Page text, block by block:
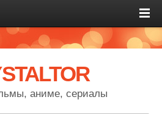
аниме, сериалы